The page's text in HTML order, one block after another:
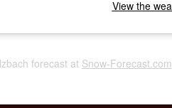
forecast at Snow-Forecast.com